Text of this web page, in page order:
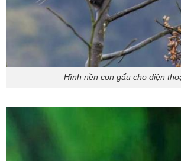
Hình nền con gấu cho điện